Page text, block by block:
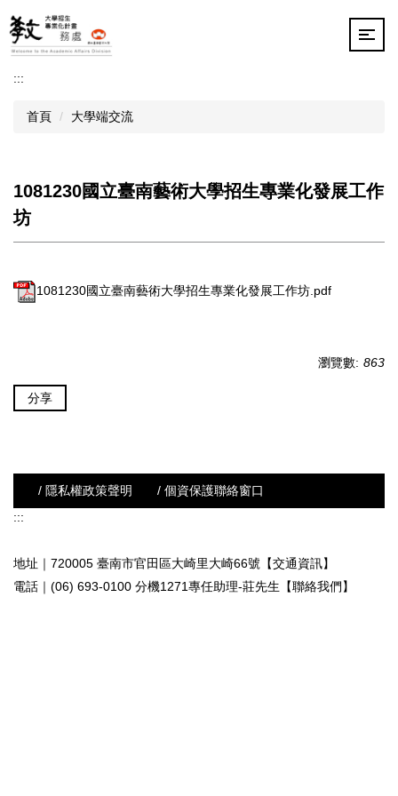
跳
到
主
內
:::
首頁 大學端交流
1081230國立臺南藝術大學招生專業化發展工作
坊
1081230國立臺南藝術大學招生專業化發展工作坊.pdf
瀏覽數: 863
分享
/ 隱私權政策聲明
/ 個資保護聯絡窗口
:::
地址｜720005 臺南市官田區大崎里大崎66號【交通資訊】
電話｜(06) 693-0100 分機1271專任助理-莊先生 【聯絡我們】